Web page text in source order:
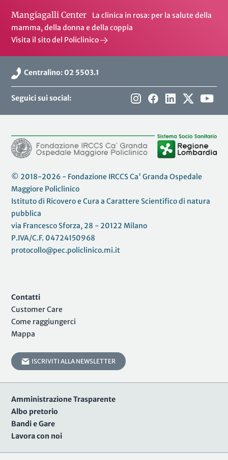
Mangiagalli Center
La clinica in rosa: per la salute della
mamma, della donna e della coppia
Visita il sito del Policlinico
Centralino: 02 5503.1
Seguici sui social:
© 2018-2026 - Fondazione IRCCS Ca' Granda Ospedale
Maggiore Policlinico
Istituto di Ricovero e Cura a Carattere Scientifico di natura
pubblica
via Francesco Sforza, 28 - 20122 Milano
P.IVA/C.F. 04724150968
protocollo@pec.policlinico.mi.it
Contatti
Customer Care
Come raggiungerci
Mappa
ISCRIVITI ALLA NEWSLETTER
Amministrazione Trasparente
Albo pretorio
Bandi e Gare
Lavora con noi